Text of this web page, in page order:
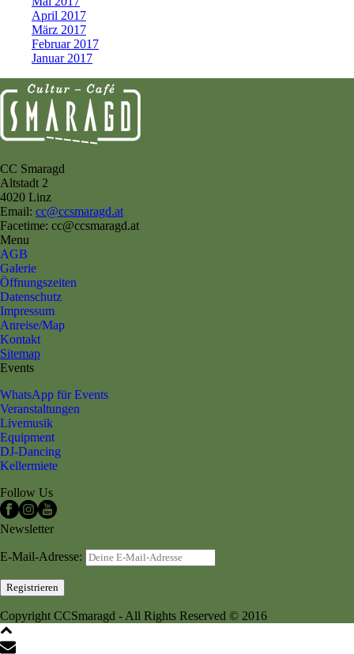
April 2017
März 2017
Februar 2017
Januar 2017
CC Smaragd
Altstadt 2
4020 Linz
Email: cc@ccsmaragd.at
Facetime: cc@ccsmaragd.at
Menu
AGB
Galerie
Öffnungszeiten
Datenschutz
Impressum
Anreise/Map
Kontakt
Sitemap
Events
WhatsApp für Events
Veranstaltungen
Livemusik
Equipment
DJ-Dancing
Kellermiete
Follow Us
Newsletter
E-Mail-Adresse:
Copyright CCSmaragd - All Rights Reserved © 2016